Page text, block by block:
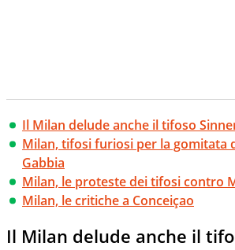
Il Milan delude anche il tifoso
Milan, tifosi furiosi per la gomitata
Gabbia
Milan, le proteste dei tifosi contro
Milan, le critiche a Conceiçao
Il Milan delude anche il